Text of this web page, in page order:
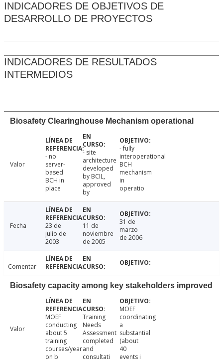
INDICADORES DE OBJETIVOS DE
DESARROLLO DE PROYECTOS
INDICADORES DE RESULTADOS
INTERMEDIOS
Biosafety Clearinghouse Mechanism operational
Valor
- no
server-
based
BCH in
place
- site
architecture
developed
by BCIL,
approved
by
- fully
interoperational
BCH
mechanism
in
operatio
Fecha
23 de
julio de
2003
11 de
noviembre
de 2005
31 de
marzo
de 2006
Comentar
Biosafety capacity among key stakeholders improved
Valor
MOEF
conducting
about 5
training
courses/year
on b
Training
Needs
Assessment
completed
and
consultati
MOEF
coordinating
a
substantial
(about
40
events i